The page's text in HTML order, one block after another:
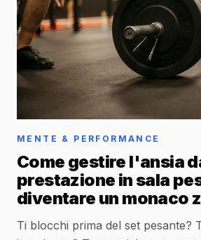
MENTE & PERFORMANCE
Come gestire l'ansia
prestazione in sala
diventare un monaco
Ti blocchi prima del set pesante?